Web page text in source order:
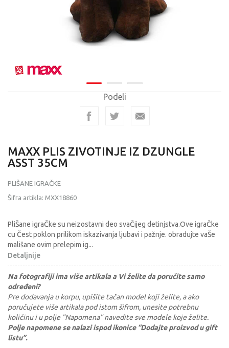
Podeli
MAXX PLIS ZIVOTINJE IZ DZUNGLE
ASST 35CM
PLIŠANE IGRAČKE
Šifra artikla: MXX18860
PliŠane igraČke su neizostavni deo svaČijeg detinjstva.Ove igraČke
cu Čest poklon prilikom iskazivanja ljubavi i pažnje. obradujte vaŠe
mališane ovim prelepim ig...
Detaljnije
Na fotografiji ima više artikala a Vi želite da poručite samo
određeni?
Pre dodavanja u korpu, upišite tačan model koji želite, a ako
poručujete više artikala pod istom šifrom, unesite potrebnu
količinu i u polje "Napomena" navedite sve modele koje želite.
Polje napomene se nalazi ispod ikonice “Dodajte proizvod u gift
listu”.